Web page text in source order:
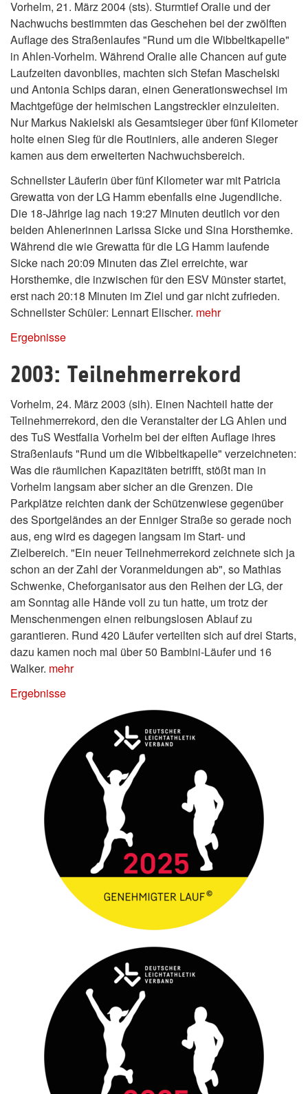
Vorhelm, 21. März 2004 (sts). Sturmtief Oralie und der
Nachwuchs bestimmten das Geschehen bei der zwölften
Auflage des Straßenlaufes "Rund um die Wibbeltkapelle"
in Ahlen-Vorhelm. Während Oralie alle Chancen auf gute
Laufzeiten davonblies, machten sich Stefan Maschelski
und Antonia Schips daran, einen Generationswechsel im
Machtgefüge der heimischen Langstreckler einzuleiten.
Nur Markus Nakielski als Gesamtsieger über fünf Kilometer
holte einen Sieg für die Routiniers, alle anderen Sieger
kamen aus dem erweiterten Nachwuchsbereich.
Schnellster Läuferin über fünf Kilometer war mit Patricia
Grewatta von der LG Hamm ebenfalls eine Jugendliche.
Die 18-Jährige lag nach 19:27 Minuten deutlich vor den
beiden Ahlenerinnen Larissa Sicke und Sina Horsthemke.
Während die wie Grewatta für die LG Hamm laufende
Sicke nach 20:09 Minuten das Ziel erreichte, war
Horsthemke, die inzwischen für den ESV Münster startet,
erst nach 20:18 Minuten im Ziel und gar nicht zufrieden.
Schnellster Schüler: Lennart Elischer. mehr
Ergebnisse
2003: Teilnehmerrekord
Vorhelm, 24. März 2003 (sih). Einen Nachteil hatte der
Teilnehmerrekord, den die Veranstalter der LG Ahlen und
des TuS Westfalia Vorhelm bei der elften Auflage ihres
Straßenlaufs "Rund um die Wibbeltkapelle" verzeichneten:
Was die räumlichen Kapazitäten betrifft, stößt man in
Vorhelm langsam aber sicher an die Grenzen. Die
Parkplätze reichten dank der Schützenwiese gegenüber
des Sportgeländes an der Enniger Straße so gerade noch
aus, eng wird es dagegen langsam im Start- und
Zielbereich. "Ein neuer Teilnehmerrekord zeichnete sich ja
schon an der Zahl der Voranmeldungen ab", so Mathias
Schwenke, Cheforganisator aus den Reihen der LG, der
am Sonntag alle Hände voll zu tun hatte, um trotz der
Menschenmengen einen reibungslosen Ablauf zu
garantieren. Rund 420 Läufer verteilten sich auf drei Starts,
dazu kamen noch mal über 50 Bambini-Läufer und 16
Walker. mehr
Ergebnisse